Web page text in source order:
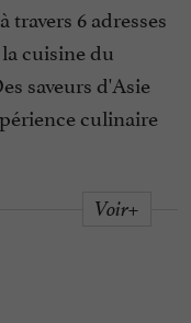
travers 6 adresses
cuisine du
saveurs d'Asie
culinaire
Voir+